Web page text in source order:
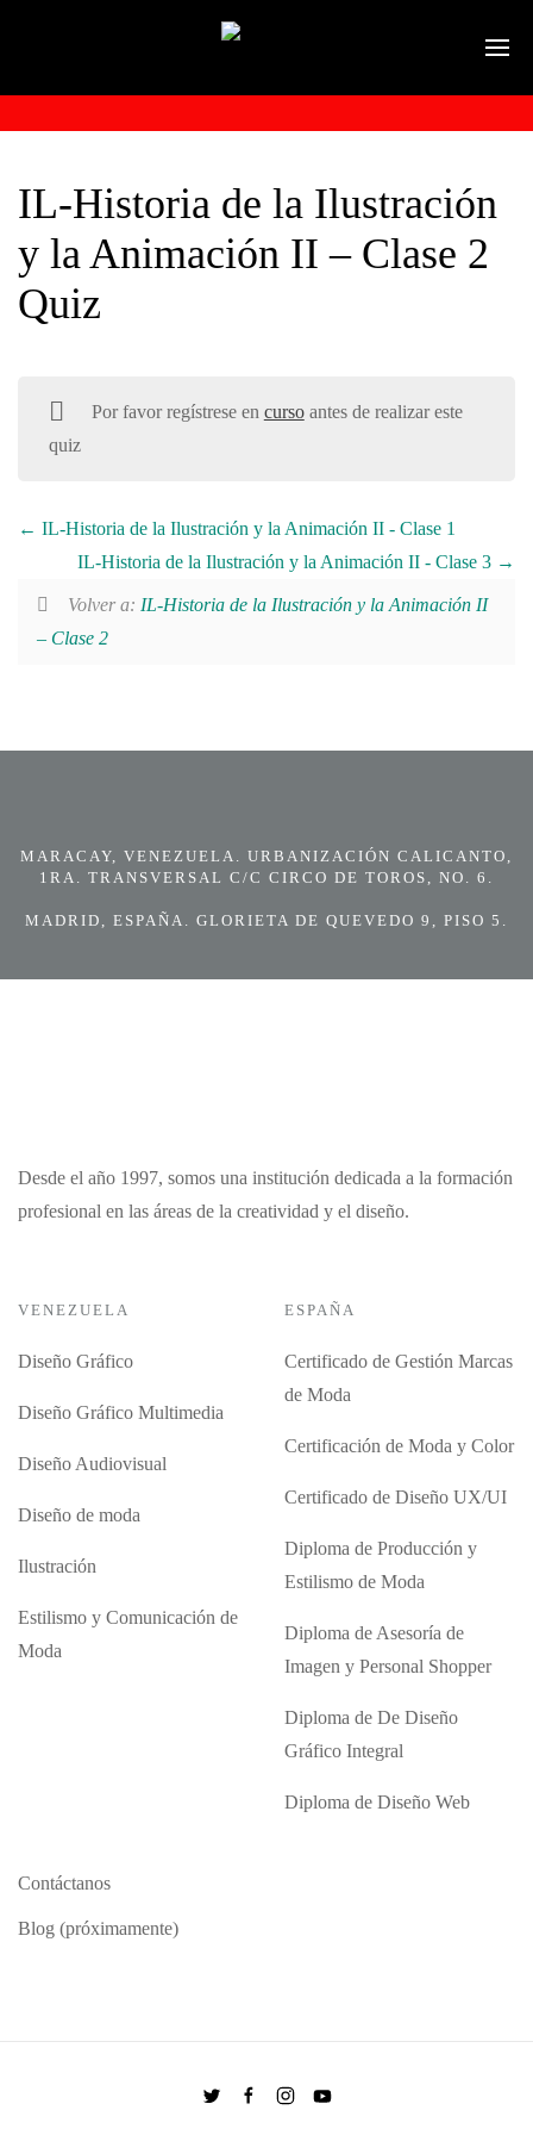
IL-Historia de la Ilustración
y la Animación II – Clase 2
Quiz
Por favor regístrese en cursoantes de realizar este
quiz
IL-Historia de la Ilustración y la Animación II - Clase 1
IL-Historia de la Ilustración y la Animación II - Clase 3
Volver a: IL-Historia de la Ilustración y la Animación II
– Clase 2
MARACAY, VENEZUELA. URBANIZACIÓN CALICANTO,
1RA. TRANSVERSAL C/C CIRCO DE TOROS, NO. 6.
MADRID, ESPAÑA. GLORIETA DE QUEVEDO 9, PISO 5.
Desde el año 1997, somos una institución dedicada a la formación
profesional en las áreas de la creatividad y el diseño.
VENEZUELA
Diseño Gráfico
Diseño Gráfico Multimedia
Diseño Audiovisual
Diseño de moda
Ilustración
Estilismo y Comunicación de
Moda
ESPAÑA
Certificado de Gestión Marcas
de Moda
Certificación de Moda y Color
Certificado de Diseño UX/UI
Diploma de Producción y
Estilismo de Moda
Diploma de Asesoría de
Imagen y Personal Shopper
Diploma de De Diseño
Gráfico Integral
Diploma de Diseño Web
Contáctanos
Blog (próximamente)